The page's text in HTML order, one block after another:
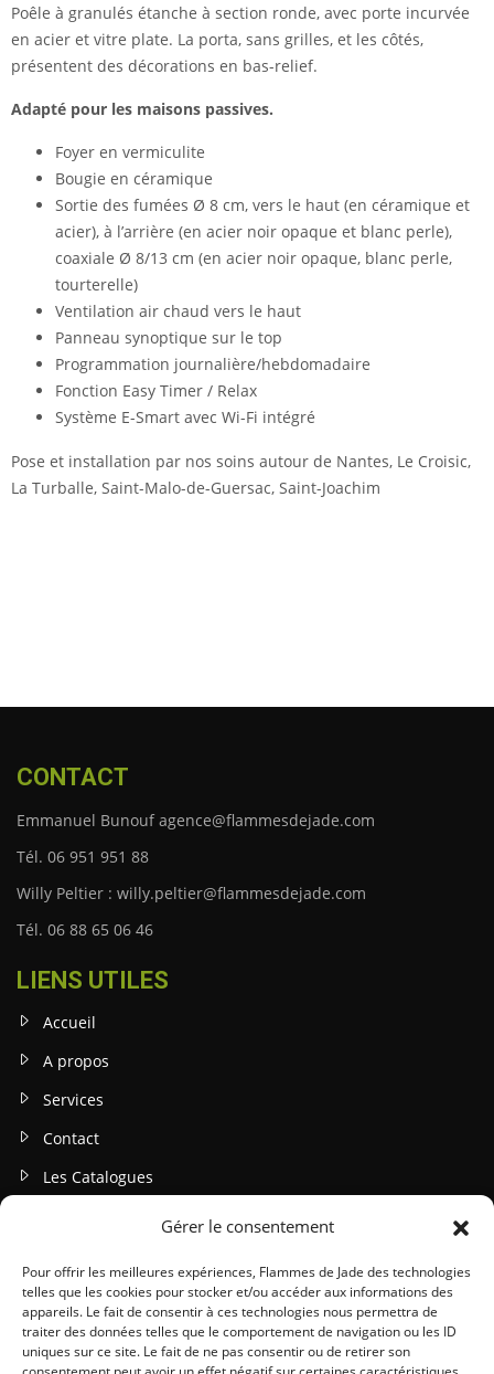
Gérer le consentement
Pour offrir les meilleures expériences, Flammes de Jade des technologies
telles que les cookies pour stocker et/ou accéder aux informations des
appareils. Le fait de consentir à ces technologies nous permettra de
traiter des données telles que le comportement de navigation ou les ID
uniques sur ce site. Le fait de ne pas consentir ou de retirer son
Poêle à granulés étanche à section ronde, avec porte incurvée
en acier et vitre plate. La porta, sans grilles, et les côtés,
présentent des décorations en bas-relief.
Adapté pour les maisons passives.
Foyer en vermiculite
Bougie en céramique
Sortie des fumées Ø 8 cm, vers le haut (en céramique et
acier), à l’arrière (en acier noir opaque et blanc perle),
coaxiale Ø 8/13 cm (en acier noir opaque, blanc perle,
tourterelle)
Ventilation air chaud vers le haut
Panneau synoptique sur le top
Programmation journalière/hebdomadaire
Fonction Easy Timer / Relax
Système E-Smart avec Wi-Fi intégré
Pose et installation par nos soins autour de Nantes, Le Croisic,
La Turballe, Saint-Malo-de-Guersac, Saint-Joachim
CONTACT
Emmanuel Bunouf agence@flammesdejade.com
Tél. 06 951 951 88
Willy Peltier : willy.peltier@flammesdejade.com
Tél. 06 88 65 06 46
LIENS UTILES
Accueil
A propos
Services
Contact
Les Catalogues
INFOS LEGALES
Mentions légales
Politique de confidentialité
Gestion des cookies